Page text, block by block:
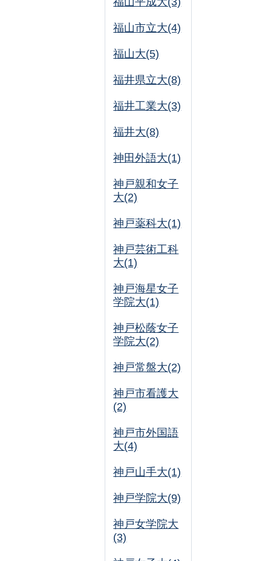
福山市立大(4)
福山大(5)
福井県立大(8)
福井工業大(3)
福井大(8)
神田外語大(1)
神戸親和女子
大(2)
神戸薬科大(1)
神戸芸術工科
大(1)
神戸海星女子
学院大(1)
神戸松蔭女子
学院大(2)
神戸常盤大(2)
神戸市看護大
(2)
神戸市外国語
大(4)
神戸山手大(1)
神戸学院大(9)
神戸女学院大
(3)